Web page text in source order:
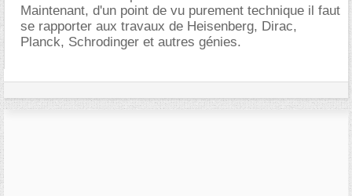
Maintenant, d'un point de vu purement technique il faut
se rapporter aux travaux de Heisenberg, Dirac,
Planck, Schrodinger et autres génies.